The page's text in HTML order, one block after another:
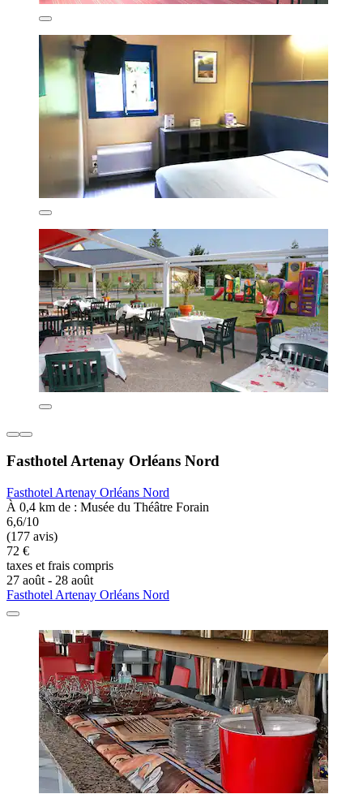
Fasthotel Artenay Orléans Nord
Fasthotel Artenay Orléans Nord
À 0,4 km de : Musée du Théâtre Forain
6,6/10
(177 avis)
72 €
taxes et frais compris
27 août - 28 août
Fasthotel Artenay Orléans Nord